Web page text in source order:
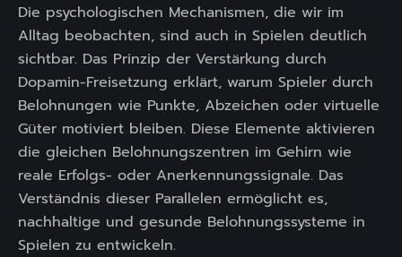
Die psychologischen Mechanismen, die wir im
Alltag beobachten, sind auch in Spielen deutlich
sichtbar. Das Prinzip der Verstärkung durch
Dopamin-Freisetzung erklärt, warum Spieler durch
Belohnungen wie Punkte, Abzeichen oder virtuelle
Güter motiviert bleiben. Diese Elemente aktivieren
die gleichen Belohnungszentren im Gehirn wie
reale Erfolgs- oder Anerkennungssignale. Das
Verständnis dieser Parallelen ermöglicht es,
nachhaltige und gesunde Belohnungssysteme in
Spielen zu entwickeln.